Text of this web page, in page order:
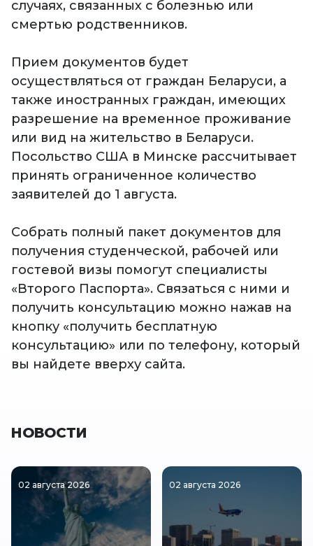
случаях, связанных с болезнью или
смертью родственников.
Прием документов будет
осуществляться от граждан Беларуси, а
также иностранных граждан, имеющих
разрешение на временное проживание
или вид на жительство в Беларуси.
Посольство США в Минске рассчитывает
принять ограниченное количество
заявителей до 1 августа.
Собрать полный пакет документов для
получения студенческой, рабочей или
гостевой визы помогут специалисты
«Второго Паспорта». Связаться с ними и
получить консультацию можно нажав на
кнопку «получить бесплатную
консультацию» или по телефону, который
вы найдете вверху сайта.
НОВОСТИ
02 августа 2026 02 августа 2026